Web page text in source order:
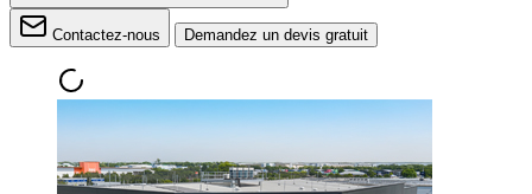
Contactez-nous Demandez un devis gratuit